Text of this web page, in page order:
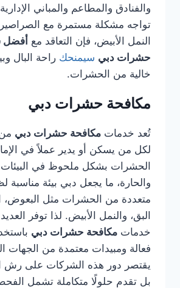
والفنادق والمطاعم والمباني
تواجه مشكلة مستمرة مع الصراصير
النمل الأبيض، فإن التعاقد مع أفضل
حشرات دبي سيمنحك راحة البال
خالية من الحشرات.
مكافحة حشرات دبي
تُعد خدمات مكافحة حشرات دبي
لكل من يسكن أو يدير عملاً في
الحشرات بشكل ملحوظ في البيئات
والحارة، ما يجعل دبي بيئة مناسبة
متعددة من الحشرات مثل البعوض،
البق، والنمل الأبيض. لذا توفر
خدمات مكافحة حشرات دبي
فعالة ومبيدات معتمدة من الجهات
يقتصر دور هذه الشركات على رش
بل تقدم حلولًا متكاملة تشمل